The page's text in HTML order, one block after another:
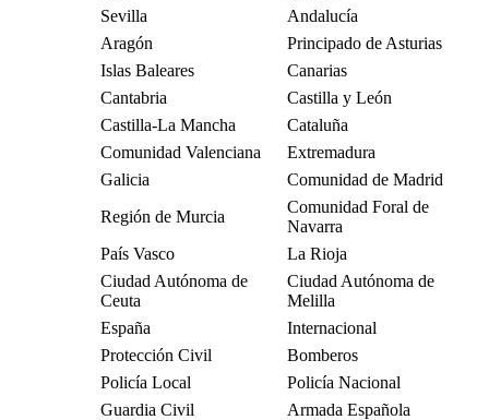
Sevilla
Andalucía
Aragón
Principado de Asturias
Islas Baleares
Canarias
Cantabria
Castilla y León
Castilla-La Mancha
Cataluña
Comunidad Valenciana
Extremadura
Galicia
Comunidad de Madrid
Región de Murcia
Comunidad Foral de
Navarra
País Vasco
La Rioja
Ciudad Autónoma de
Ceuta
Ciudad Autónoma de
Melilla
España
Internacional
Protección Civil
Bomberos
Policía Local
Policía Nacional
Guardia Civil
Armada Española